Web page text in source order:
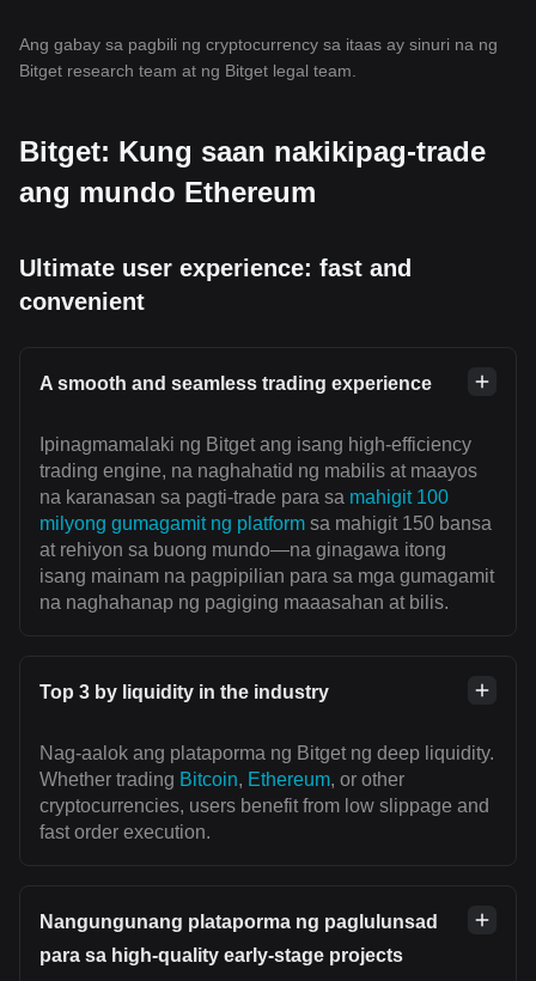
Ang gabay sa pagbili ng cryptocurrency sa itaas ay sinuri na ng
Bitget research team at ng Bitget legal team.
Bitget: Kung saan nakikipag-trade
ang mundo Ethereum
Ultimate user experience: fast and
convenient
A smooth and seamless trading experience
Ipinagmamalaki ng Bitget ang isang high-efficiency
trading engine, na naghahatid ng mabilis at maayos
na karanasan sa pagti-trade para sa mahigit 100
milyong gumagamit ng platform sa mahigit 150 bansa
at rehiyon sa buong mundo—na ginagawa itong
isang mainam na pagpipilian para sa mga gumagamit
na naghahanap ng pagiging maaasahan at bilis.
Top 3 by liquidity in the industry
Nag-aalok ang plataporma ng Bitget ng deep liquidity.
Whether trading Bitcoin, Ethereum, or other
cryptocurrencies, users benefit from low slippage and
fast order execution.
Nangungunang plataporma ng paglulunsad
para sa high-quality early-stage projects